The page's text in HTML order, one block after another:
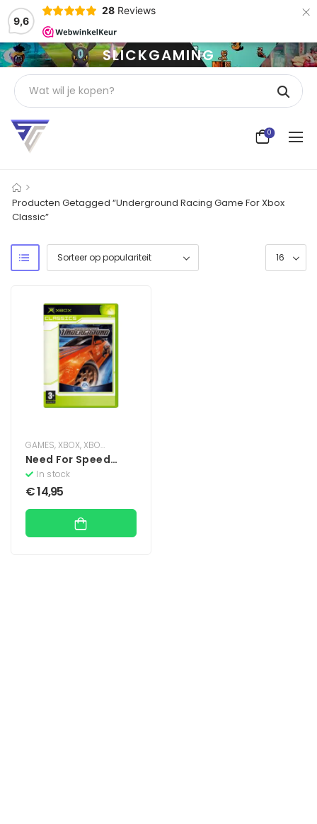
9,6
28 Reviews ×
SLICKGAMING
0
>
Producten Getagged “Underground Racing Game For Xbox
Classic”
GAMES,XBOX,XBOX CLASSIC
Need For Speed
Underground
(Classics)
In stock
€14,95